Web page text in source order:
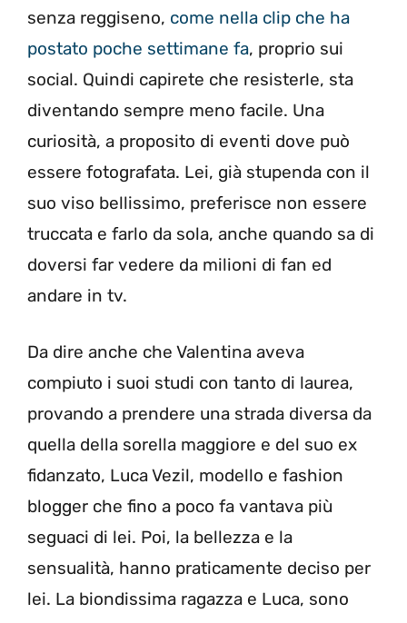
senza reggiseno, come nella clip che ha
postato poche settimane fa, proprio sui
social. Quindi capirete che resisterle, sta
diventando sempre meno facile. Una
curiosità, a proposito di eventi dove può
essere fotografata. Lei, già stupenda con il
suo viso bellissimo, preferisce non essere
truccata e farlo da sola, anche quando sa di
doversi far vedere da milioni di fan ed
andare in tv.
Da dire anche che Valentina aveva
compiuto i suoi studi con tanto di laurea,
provando a prendere una strada diversa da
quella della sorella maggiore e del suo ex
fidanzato, Luca Vezil, modello e fashion
blogger che fino a poco fa vantava più
seguaci di lei. Poi, la bellezza e la
sensualità, hanno praticamente deciso per
lei. La biondissima ragazza e Luca, sono